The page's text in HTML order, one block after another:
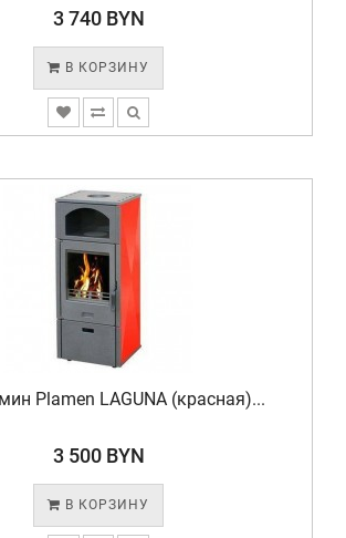
3 740 BYN
В КОРЗИНУ
Plamen LAGUNA (красная)...
3 500 BYN
В КОРЗИНУ